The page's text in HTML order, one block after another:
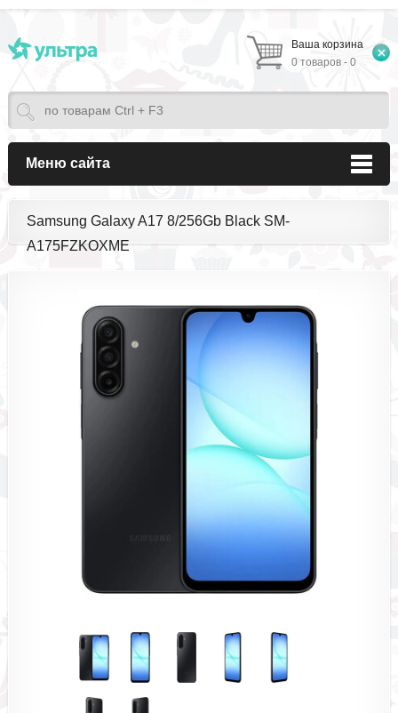
Ваша корзина
0 товаров - 0
Меню сайта
Samsung Galaxy A17 8/256Gb Black SM-
A175FZKOXME